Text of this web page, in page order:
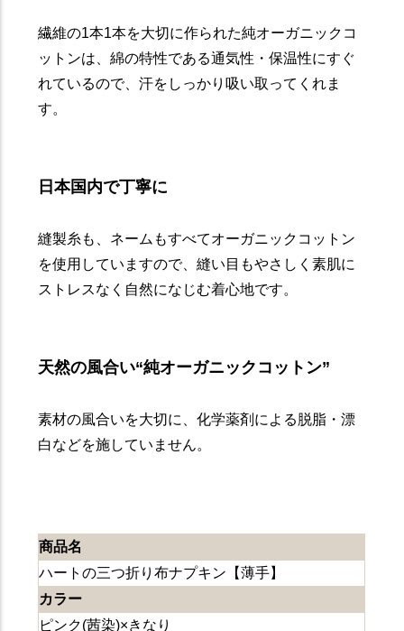
繊維の1本1本を大切に作られた純オーガニックコ
ットンは、綿の特性である通気性・保温性にすぐ
れているので、汗をしっかり吸い取ってくれま
す。
日本国内で丁寧に
縫製糸も、ネームもすべてオーガニックコットン
を使用していますので、縫い目もやさしく素肌に
ストレスなく自然になじむ着心地です。
天然の風合い“純オーガニックコットン”
素材の風合いを大切に、化学薬剤による脱脂・漂
白などを施していません。
商品名
ハートの三つ折り布ナプキン【薄手】
カラー
ピンク(茜染)×きなり